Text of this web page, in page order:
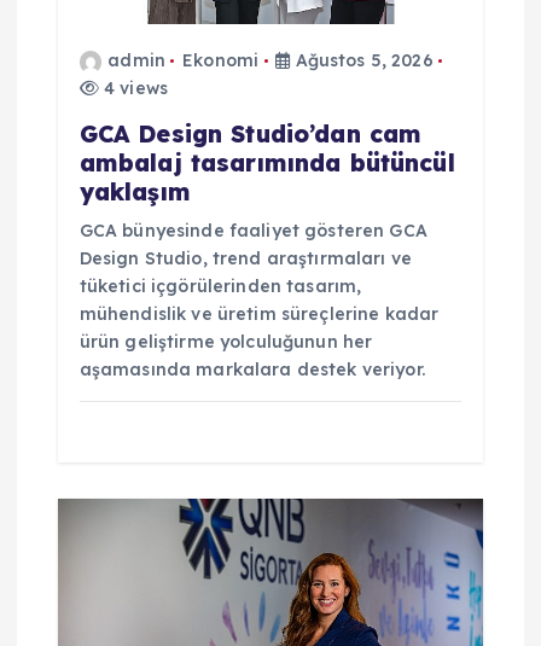
admin Ekonomi
Ağustos 5, 2026
4 views
GCA Design Studio’dan cam
ambalaj tasarımında bütüncül
yaklaşım
GCA bünyesinde faaliyet gösteren GCA
Design Studio, trend araştırmaları ve
tüketici içgörülerinden tasarım,
mühendislik ve üretim süreçlerine kadar
ürün geliştirme yolculuğunun her
aşamasında markalara destek veriyor.